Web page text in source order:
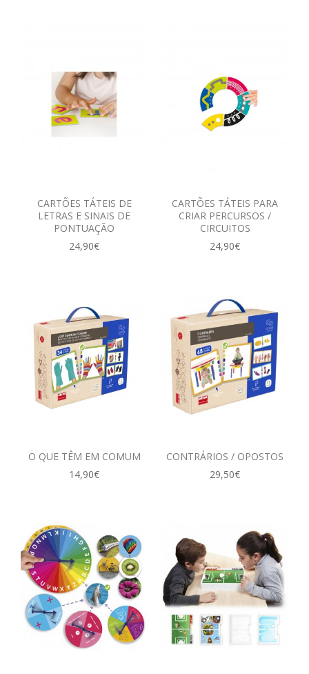
CARTÕES TÁTEIS DE
LETRAS E SINAIS DE
PONTUAÇÃO
24,90€
CARTÕES TÁTEIS PARA
CRIAR PERCURSOS /
CIRCUITOS
24,90€
O QUE TÊM EM COMUM
14,90€
CONTRÁRIOS / OPOSTOS
29,50€